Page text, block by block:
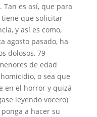
es así, que para
que solicitar
y así es como,
agosto pasado, ha
dolosos, 79
de edad
o sea que
en el horror y quizá
leyendo vocero)
a hacer su